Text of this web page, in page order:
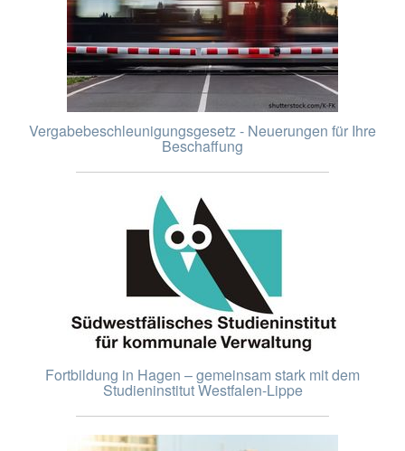
Vergabebeschleunigungsgesetz - Neuerungen für Ihre
Beschaffung
Fortbildung in Hagen – gemeinsam stark mit dem
Studieninstitut Westfalen-Lippe